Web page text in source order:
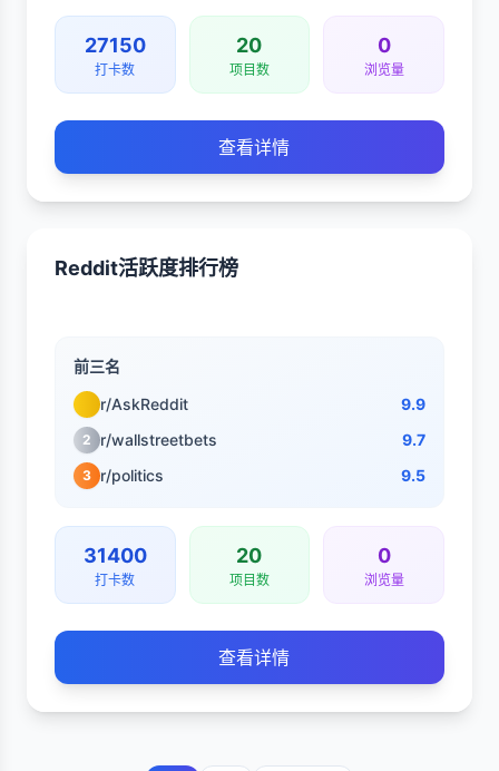
27150
打卡数
20
项目数
0
浏览量
查看详情
Reddit活跃度排行榜
前三名
r/AskReddit
9.9
2 r/wallstreetbets 9.7
3 r/politics 9.5
31400
打卡数
20
项目数
0
浏览量
查看详情